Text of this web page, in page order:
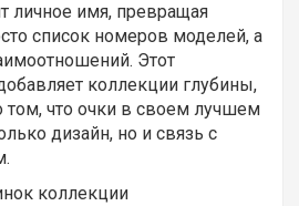
личное имя, превращая
список номеров моделей, а
Этот
коллекции глубины,
том, что очки в своем лучшем
дизайн, но и связь с
коллекции